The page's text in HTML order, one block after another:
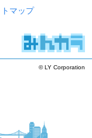
マップ
© LY Corporation